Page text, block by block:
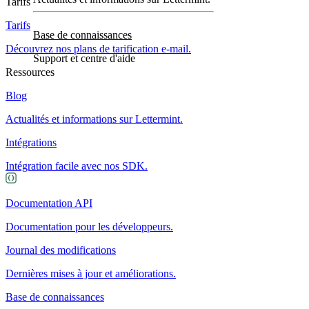
Base de connaissances
Support et centre d'aide
Tarifs
Découvrez nos plans de tarification e-mail.
Ressources
Blog
Actualités et informations sur Lettermint.
Intégrations
Intégration facile avec nos SDK.
Documentation API
Documentation pour les développeurs.
Journal des modifications
Dernières mises à jour et améliorations.
Base de connaissances